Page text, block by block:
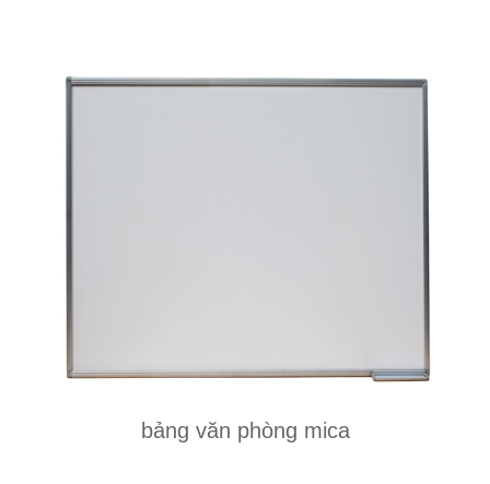
bảng văn phòng mica